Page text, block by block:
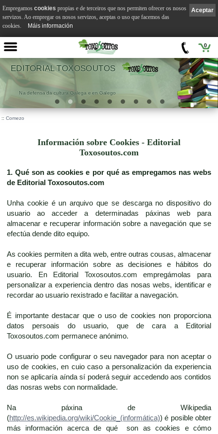
0
EDITORIAL TOXOSOUTOS
Na defensa da cultura Galega e en Galego
:: Comezo
Información sobre Cookies - Editorial
Toxosoutos.com
1. Qué son as cookies e por qué as empregamos nas webs
de Editorial Toxosoutos.com
Unha cookie é un arquivo que se descarga no dispositivo do
usuario ao acceder a determinadas páxinas web para
almacenar e recuperar información sobre a navegación que se
efectúa dende dito equipo.
As cookies permiten a dita web, entre outras cousas, almacenar
e recuperar información sobre as decisiones e hábitos do
usuario. En Editorial Toxosoutos.com empregámolas para
personalizar a experiencia dentro das nosas webs, identificar e
recordar ao usuario rexistrado e facilitar a navegación.
É importante destacar que o uso de cookies non proporciona
datos persoais do usuario, que de cara a Editorial
Toxosoutos.com permanece anónimo.
O usuario pode configurar o seu navegador para non aceptar o
uso de cookies, en cuio caso a personalización da experiencia
non se aplicaría aínda sí poderá seguir accedendo aos contidos
das nosras webs con normalidade.
Na páxina de Wikipedia
(http://es.wikipedia.org/wiki/Cookie_(informática)) é posible obter
más información acerca de qué son as cookies e cómo
Aceptar
Empregamos cookies propias e de terceiros que nos permiten ofrecer os nosos
servizos. Ao empregar os nosos servizos, aceptas o uso que facemos das
cookies.
Máis información